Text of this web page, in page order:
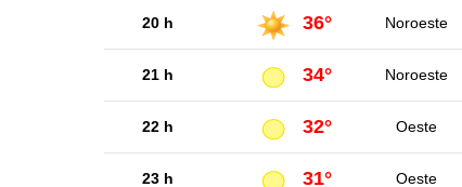
20 h 36° Noroeste
21 h 34° Noroeste
22 h 32° Oeste
23 h 31° Oeste